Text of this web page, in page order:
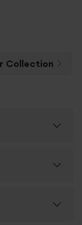
Collection
i na taras,